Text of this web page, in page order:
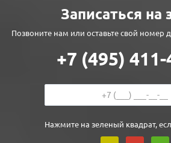
Записаться на
Позвоните нам или оставьте свой номер
+7 (495) 411-
Нажмите на зеленый квадрат,